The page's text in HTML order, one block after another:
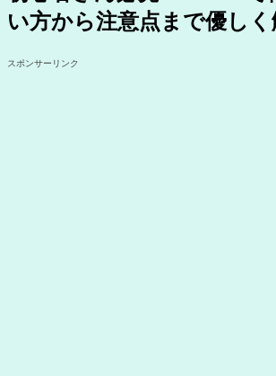
い方から注意点まで優しく
スポンサーリンク